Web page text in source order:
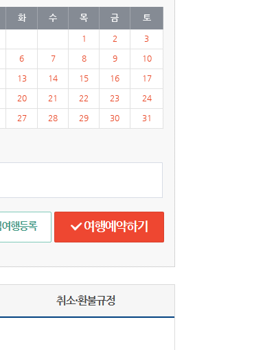
화 수 목 금 토
1 2 3
6 7 8 9 10
13 14 15 16 17
20 21 22 23 24
27 28 29 30 31